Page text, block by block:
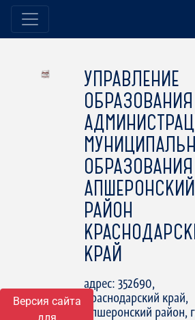
Версия сайта
УПРАВЛЕНИЕ
ОБРАЗОВАНИЯ
ОБРАЗОВАНИЯ
АПШЕРОНСКИЙ
РАЙОН
КРАЙ
адрес: 352690,
Краснодарский край,
Апшеронский район,